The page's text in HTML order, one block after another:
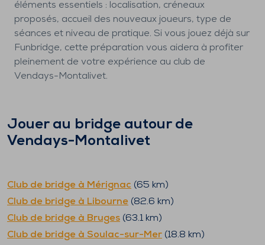
éléments essentiels : localisation, créneaux
proposés, accueil des nouveaux joueurs, type de
séances et niveau de pratique. Si vous jouez déjà sur
Funbridge, cette préparation vous aidera à profiter
pleinement de votre expérience au club de
Vendays-Montalivet.
Jouer au bridge autour de
Vendays-Montalivet
Club de bridge à Mérignac (65 km)
Club de bridge à Libourne (82.6 km)
Club de bridge à Bruges (63.1 km)
Club de bridge à Soulac-sur-Mer (18.8 km)